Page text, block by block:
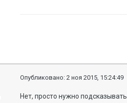
Опубликовано:2 ноя 2015, 15:24:49
Нет, просто нужно подсказывать